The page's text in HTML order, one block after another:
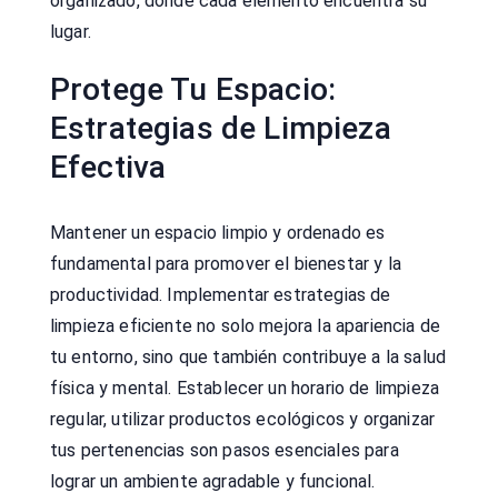
lugar.
Protege Tu Espacio:
Estrategias de Limpieza
Efectiva
Mantener un espacio limpio y ordenado es
fundamental para promover el bienestar y la
productividad. Implementar estrategias de
limpieza eficiente no solo mejora la apariencia de
tu entorno, sino que también contribuye a la salud
física y mental. Establecer un horario de limpieza
regular, utilizar productos ecológicos y organizar
tus pertenencias son pasos esenciales para
lograr un ambiente agradable y funcional.